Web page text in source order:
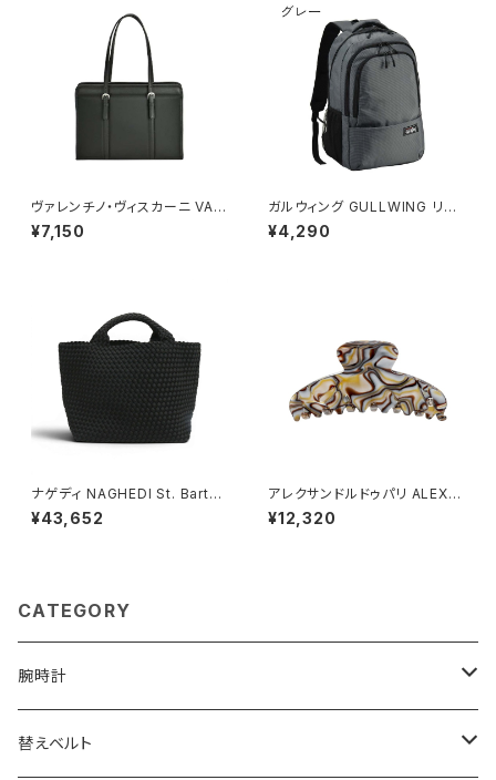
ヴァレンチノ・ヴィスカーニ VAL
ENTINO VISCANI ビジネスバ
ッグ リクルートバッグ トートバッ
¥7,150
ガルウィング GULLWING リュ
ック 23L 軽量 大容量 デイパッ
ク 42603-12h メンズ グレー
¥4,290
ナゲディ NAGHEDI St. Barths
Medium Tote セント・バーツ
ミディアムトート トートバッグ sn
¥43,652
アレクサンドルドゥパリ ALEXA
NDRE DE PARIS BASIC CLA
SSIQUES ヘアクリップ ACCM
¥12,320
CATEGORY
腕時計
ELGIN
替えベルト